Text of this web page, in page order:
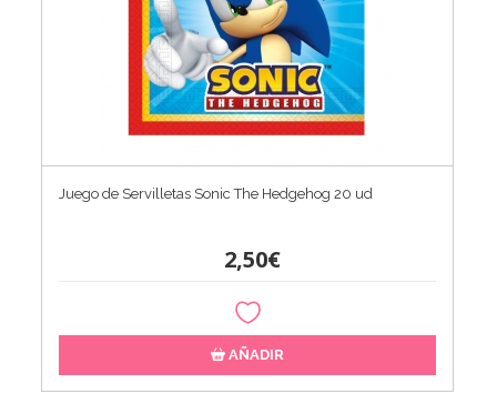
Juego de Servilletas Sonic The Hedgehog 20 ud
2,50€
AÑADIR